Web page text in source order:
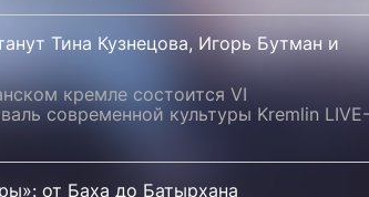
Тина Кузнецова, Игорь Бутман и
кремле состоится VI
современной культуры Kremlin LIVE-
от Баха до Батырхана